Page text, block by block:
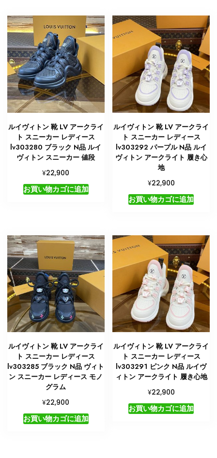
ニ
ー
カ
ー
レ
デ
ィ
ー
ス
ルイヴィトン 靴 LV アークライ
ト スニーカー レディース
lv303280 ブラック N品 ルイ
ヴィトン スニーカー 値段
¥22,900
お買い物カゴに追加
ルイヴィトン 靴 LV アークライ
ト スニーカー レディース
lv303292 パープル N品 ルイ
ヴィトン アークライト 履き心
地
¥22,900
お買い物カゴに追加
ルイヴィトン 靴 LV アークライ
ト スニーカー レディース
lv303285 ブラック N品 ヴィト
ン スニーカー レディース モノ
グラム
¥22,900
お買い物カゴに追加
ルイヴィトン 靴 LV アークライ
ト スニーカー レディース
lv303291 ピンク N品 ルイヴ
ィトン アークライト 履き心地
¥22,900
お買い物カゴに追加